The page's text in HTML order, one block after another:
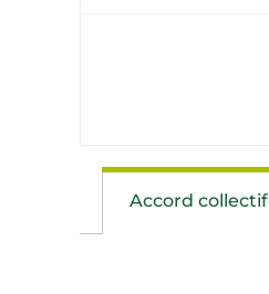
Accord collectif